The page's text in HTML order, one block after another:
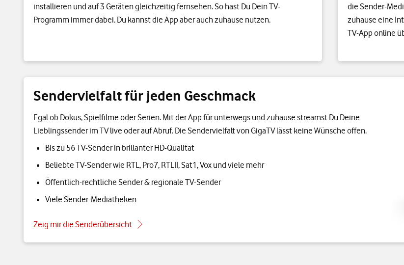
installieren und auf 3 Geräten gleichzeitig fernsehen. So hast Du Dein TV-
Programm immer dabei. Du kannst die App aber auch zuhause nutzen.
die Sender-
zuhause eine
TV-App online
Sendervielfalt für jeden Geschmack
Egal ob Dokus, Spielfilme oder Serien. Mit der App für unterwegs und zuhause streamst Du Deine
Lieblingssender im TV live oder auf Abruf. Die Sendervielfalt von GigaTV lässt keine Wünsche offen.
Bis zu 56 TV-Sender in brillanter HD-Qualität
Beliebte TV-Sender wie RTL, Pro7, RTLII, Sat1, Vox und viele mehr
Öffentlich-rechtliche Sender & regionale TV-Sender
Viele Sender-Mediatheken
Zeig mir die Senderübersicht